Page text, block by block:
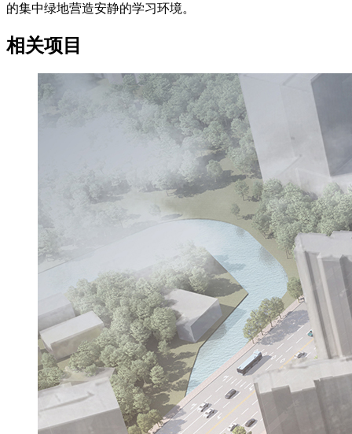
的集中绿地营造安静的学习环境。
相关项目